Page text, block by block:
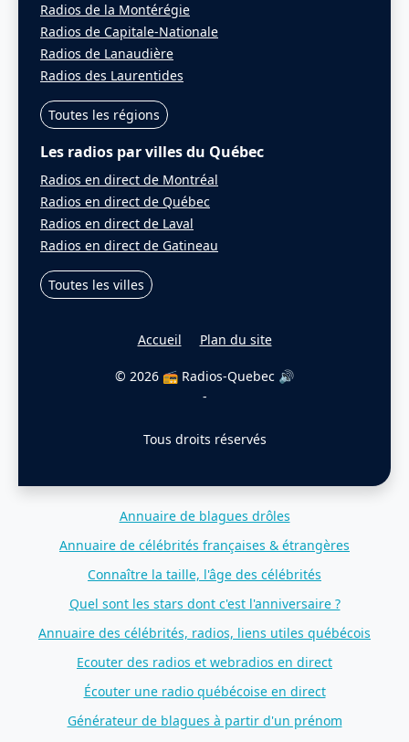
Radios de la Montérégie
Radios de Capitale-Nationale
Radios de Lanaudière
Radios des Laurentides
Toutes les régions
Les radios par villes du Québec
Radios en direct de Montréal
Radios en direct de Québec
Radios en direct de Laval
Radios en direct de Gatineau
Toutes les villes
Accueil Plan du site
© 2026 📻 Radios-Quebec 🔊
-
Tous droits réservés
Annuaire de blagues drôles
Annuaire de célébrités françaises & étrangères
Connaître la taille, l'âge des célébrités
Quel sont les stars dont c'est l'anniversaire ?
Annuaire des célébrités, radios, liens utiles québécois
Ecouter des radios et webradios en direct
Écouter une radio québécoise en direct
Générateur de blagues à partir d'un prénom